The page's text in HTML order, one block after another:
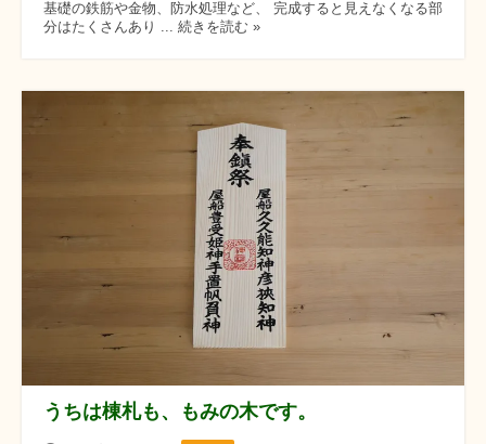
基礎の鉄筋や金物、防水処理など、 完成すると見えなくなる部
分はたくさんあり ... 続きを読む »
うちは棟札も、もみの木です。